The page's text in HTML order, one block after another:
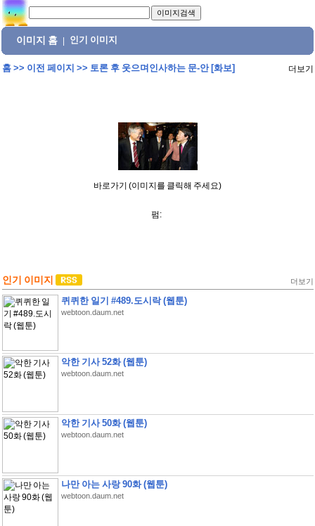
이미지 홈 인기 이미지
홈>> 이전 페이지 >> 토론 후 웃으며인사하는 문-안 [화보] 더보기
바로가기 (이미지를 클릭해 주세요)
펌:
인기 이미지 더보기
퀴퀴한 일기 #489.도시락 (웹툰)
webtoon.daum.net
악한 기사 52화 (웹툰)
webtoon.daum.net
악한 기사 50화 (웹툰)
webtoon.daum.net
나만 아는 사랑 90화 (웹툰)
webtoon.daum.net